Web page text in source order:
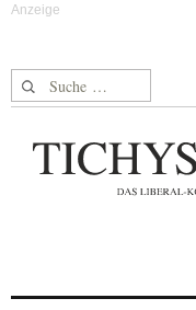
Suche nach: